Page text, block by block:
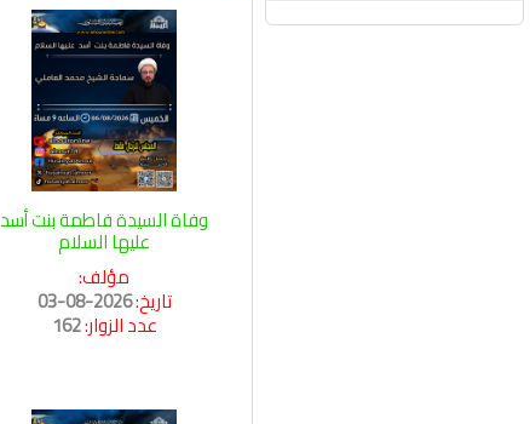
وفاة السيدة فاطمة بنت أسد
عليها السلام
مؤلف:
تاريخ:2026-08-03
عدد الزوار:162